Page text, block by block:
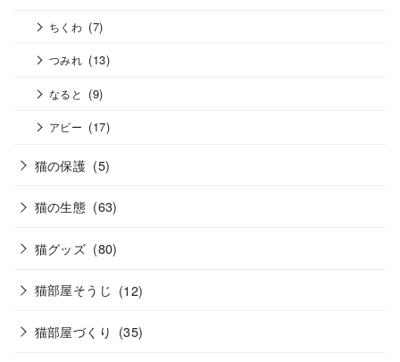
ちくわ (7)
つみれ (13)
なると (9)
アビー (17)
猫の保護 (5)
猫の生態 (63)
猫グッズ (80)
猫部屋そうじ (12)
猫部屋づくり (35)